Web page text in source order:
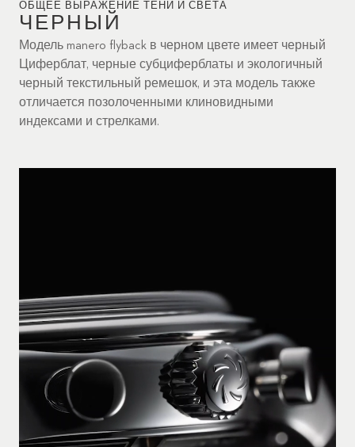
ОБЩЕЕ ВЫРАЖЕНИЕ ТЕНИ И СВЕТА
ЧЕРНЫЙ
Модель manero flyback в черном цвете имеет черный
Циферблат, черные субциферблаты и экологичный
черный текстильный ремешок, и эта модель также
отличается позолоченными клиновидными
индексами и стрелками.